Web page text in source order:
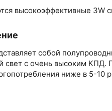
высокоэффективные
собой
свет с очень высоким
ниже в 5-10